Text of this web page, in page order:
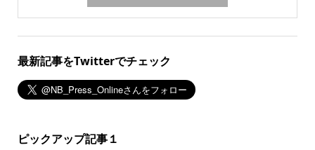
最新記事をTwitterでチェック
ピックアップ記事１